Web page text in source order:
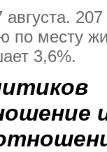
по месту
3,6%.